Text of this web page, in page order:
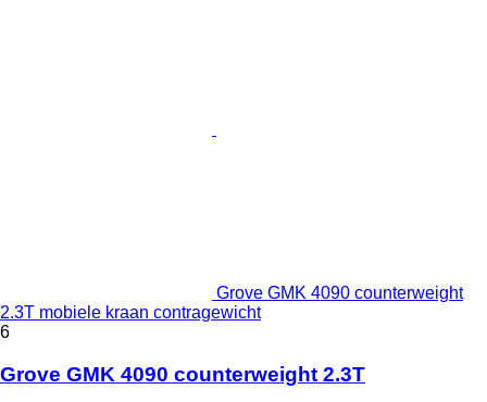
Grove GMK 4090 counterweight
2.3T mobiele kraan contragewicht
6
Grove GMK 4090 counterweight 2.3T